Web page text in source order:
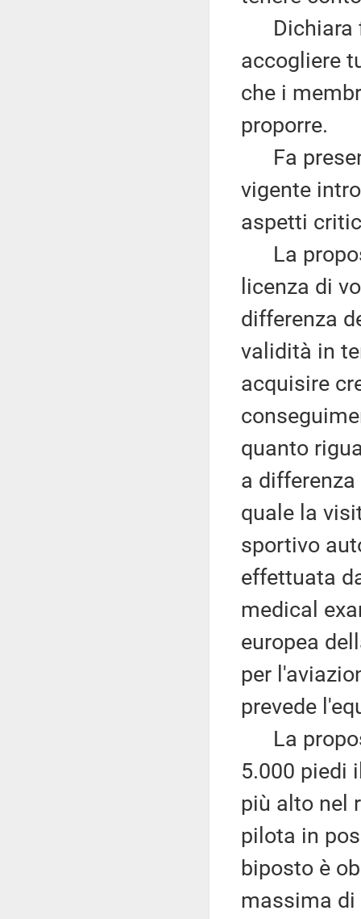
Dichiara
accogliere
che i
proporre.
Fa
vigente
aspetti
La
licenza di
differenza
validità in
acquisire
quanto
a
quale la
sportivo
effettuata
medical
europea
per
prevede
La
5.000 piedi
più alto nel
pilota in
biposto è
massima